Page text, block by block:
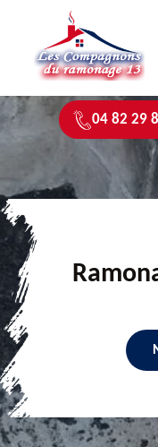
04 82 29